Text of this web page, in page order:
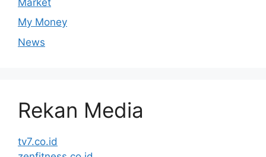
My Money
News
Rekan Media
tv7.co.id